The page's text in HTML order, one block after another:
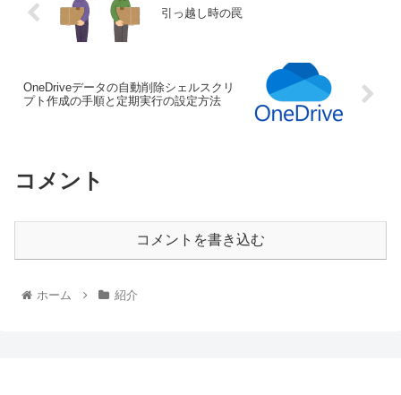
引っ越し時の罠
OneDriveデータの自動削除シェルスクリ
プト作成の手順と定期実行の設定方法
コメント
コメントを書き込む
ホーム 紹介